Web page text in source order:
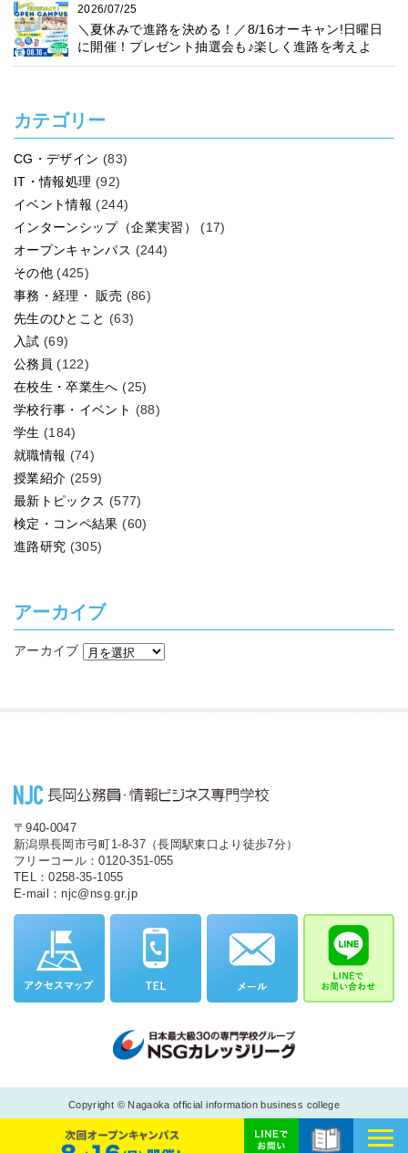
2026/07/25
＼夏休みで進路を決める！／8/16オーキャン!日曜日
に開催！プレゼント抽選会も♪楽しく進路を考えよ
う！
カテゴリー
CG・デザイン (83)
IT・情報処理 (92)
イベント情報 (244)
インターンシップ（企業実習）
(17)
オープンキャンパス (244)
その他 (425)
事務・経理・ 販売 (86)
先生のひとこと (63)
入試 (69)
公務員 (122)
在校生・卒業生へ (25)
学校行事・イベント (88)
学生 (184)
就職情報 (74)
授業紹介 (259)
最新トピックス (577)
検定・コンペ結果 (60)
進路研究 (305)
アーカイブ
アーカイブ
〒940-0047
新潟県長岡市弓町1-8-37（長岡駅東口より徒歩7分）
フリーコール：0120-351-055
TEL：0258-35-1055
E-mail：njc@nsg.gr.jp
Copyright © Nagaoka official information business college